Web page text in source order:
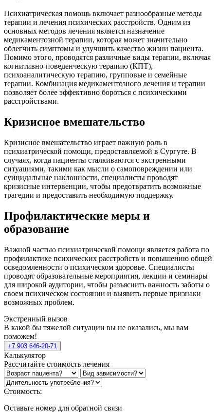
Психиатрическая помощь включает разнообразные методы
терапии и лечения психических расстройств. Одним из
основных методов лечения является назначение
медикаментозной терапии, которая может значительно
облегчить симптомы и улучшить качество жизни пациента.
Помимо этого, проводятся различные виды терапии, включая
когнитивно-поведенческую терапию (КПТ),
психоаналитическую терапию, групповые и семейные
терапии. Комбинация медикаментозного лечения и терапии
позволяет более эффективно бороться с психическими
расстройствами.
Кризисное вмешательство
Кризисное вмешательство играет важную роль в
психиатрической помощи, предоставляемой в Сургуте. В
случаях, когда пациенты сталкиваются с экстренными
ситуациями, такими как мысли о самоповреждении или
суицидальные наклонности, специалисты проводят
кризисные интервенции, чтобы предотвратить возможные
трагедии и предоставить необходимую поддержку.
Профилактические меры и
образование
Важной частью психиатрической помощи является работа по
профилактике психических расстройств и повышению общей
осведомленности о психическом здоровье. Специалисты
проводят образовательные мероприятия, лекции и семинары
для широкой аудитории, чтобы разъяснить важность заботы о
своем психическом состоянии и выявить первые признаки
возможных проблем.
Экстренный вызов
В какой бы тяжелой ситуации вы не оказались, мы вам
поможем!
+7 903 646-20-71
Калькулятор
Рассчитайте стоимость лечения
Стоимость:
Оставьте номер для обратной связи